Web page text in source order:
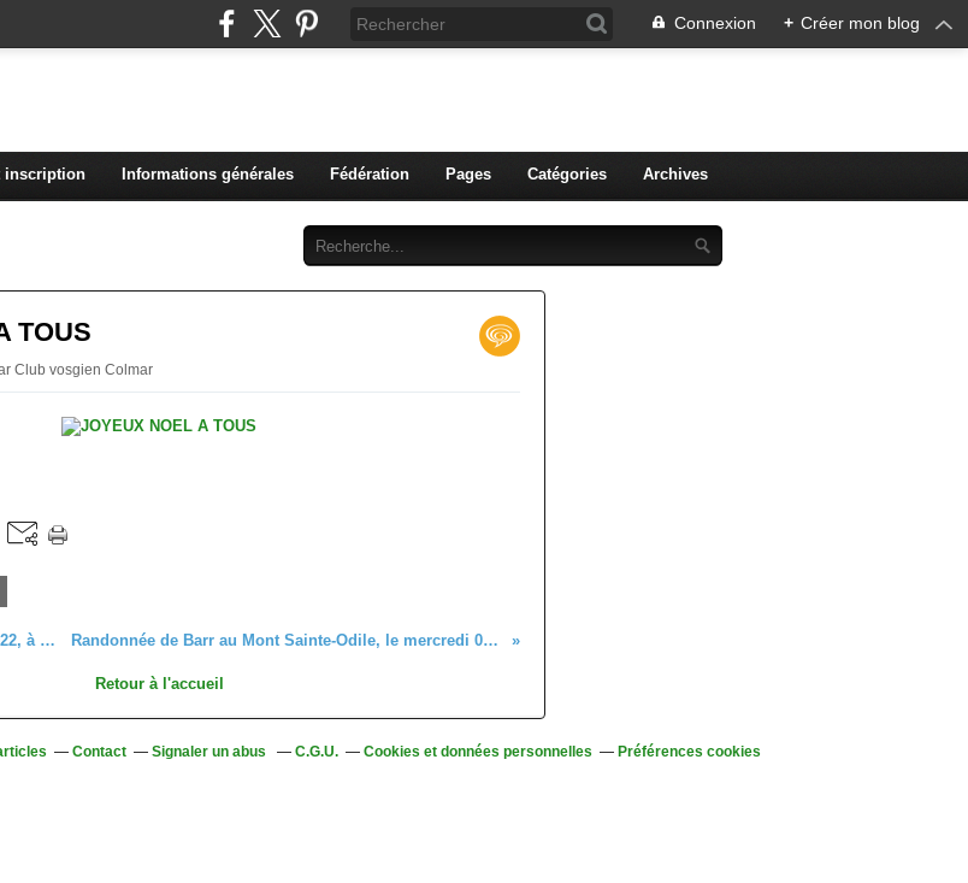
Connexion + Créer mon blog
inscription Informations générales Fédération Pages Catégories Archives
TOUS
Club vosgien Colmar
C'était le 21 décembre 2022, à Roderen Randonnée de Barr au Mont Sainte-Odile, le mercredi 04 janvier 2023
Retour à l'accueil
Contact Signaler un abus C.G.U. Cookies et données personnelles Préférences cookies